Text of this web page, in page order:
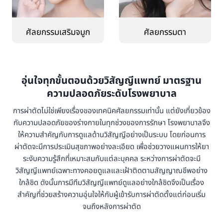
ศัลยกรรมเสริมจมูก ศัลยกรรมตา
อุ่นใจทุกขั้นตอนด้วยวิสัญญีแพทย์ มาตรฐาน
ความปลอดภัยระดับโรงพยาบาล
การผ่าตัดไม่ใช่เพียงเรื่องของเทคนิคศัลยกรรมเท่านั้น แต่ยังเกี่ยวข้อง
กับความปลอดภัยของร่างกายในทุกช่วงของการรักษา โรงพยาบาลจึง
ให้ความสำคัญกับการดูแลด้านวิสัญญีอย่างเป็นระบบ โดยก่อนการ
ผ่าตัดจะมีการประเมินสุขภาพอย่างละเอียด เพื่อช่วยวางแผนการให้ยา
ระงับความรู้สึกที่เหมาะสมกับแต่ละบุคคล ระหว่างการผ่าตัดจะมี
วิสัญญีแพทย์เฉพาะทางคอยดูแลและเฝ้าติดตามสัญญาณชีพอย่าง
ใกล้ชิด ดังนั้นการมีทีมวิสัญญีแพทย์ดูแลอย่างใกล้ชิดจึงเป็นเรื่อง
สำคัญที่ช่วยสร้างความอุ่นใจให้กับผู้เข้ารับการผ่าตัดตั้งแต่ก่อนเริ่ม
จนถึงหลังการผ่าตัด